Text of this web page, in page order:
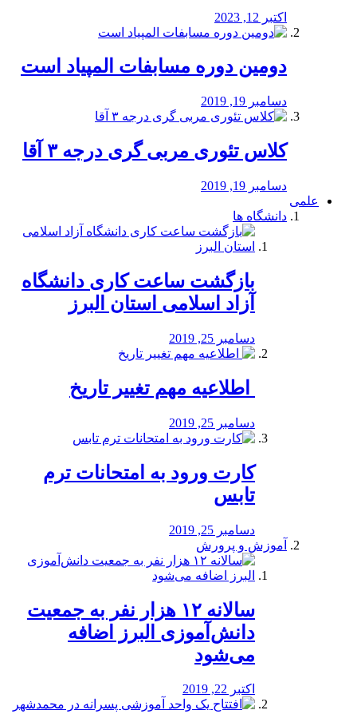
اکتبر 12, 2023
دومین دوره مسابفات المپیاد است
دسامبر 19, 2019
کلاس تئوری مربی گری درجه ۳ آقا
دسامبر 19, 2019
علمی
دانشگاه ها
بازگشت ساعت کاری دانشگاه
آزاد اسلامی استان البرز
دسامبر 25, 2019
️ اطلاعیه مهم تغییر تاریخ
دسامبر 25, 2019
کارت ورود به امتحانات ترم
تابس
دسامبر 25, 2019
آموزش و پرورش
️سالانه ۱۲ هزار نفر به جمعیت
دانش‌آموزی البرز اضافه
می‌شود
اکتبر 22, 2019